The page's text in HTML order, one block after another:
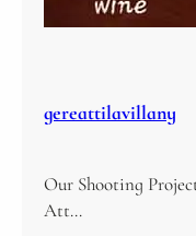
gereattilavillany
Our Shooting
Att…